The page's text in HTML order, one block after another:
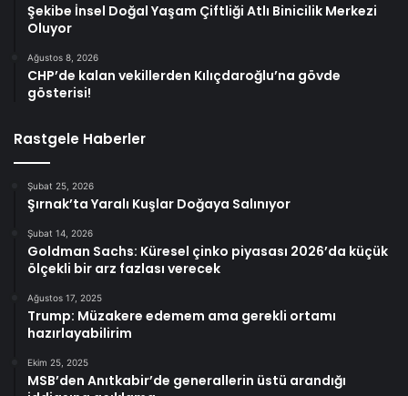
Şekibe İnsel Doğal Yaşam Çiftliği Atlı Binicilik Merkezi
Oluyor
Ağustos 8, 2026
CHP’de kalan vekillerden Kılıçdaroğlu’na gövde
gösterisi!
Rastgele Haberler
Şubat 25, 2026
Şırnak’ta Yaralı Kuşlar Doğaya Salınıyor
Şubat 14, 2026
Goldman Sachs: Küresel çinko piyasası 2026’da küçük
ölçekli bir arz fazlası verecek
Ağustos 17, 2025
Trump: Müzakere edemem ama gerekli ortamı
hazırlayabilirim
Ekim 25, 2025
MSB’den Anıtkabir’de generallerin üstü arandığı